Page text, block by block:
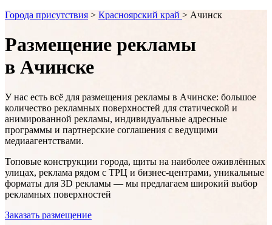
Города присутствия > Красноярский край > Ачинск
Размещение рекламы
в Ачинске
У нас есть всё для размещения рекламы в Ачинске: большое
количество рекламных поверхностей для статической и
анимированной рекламы, индивидуальные адресные
программы и партнерские соглашения с ведущими
медиаагентствами.
Топовые конструкции города, щиты на наиболее оживлённых
улицах, реклама рядом с ТРЦ и бизнес-центрами, уникальные
форматы для 3D рекламы — мы предлагаем широкий выбор
рекламных поверхностей
Заказать размещение